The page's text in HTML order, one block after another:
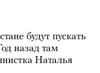
будут пускать
назад там
Наталья